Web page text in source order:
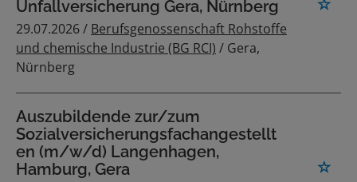
Unfallversicherung Gera, Nürnberg
29.07.2026 / Berufsgenossenschaft Rohstoffe
und chemische Industrie (BG RCI) / Gera,
Nürnberg
Auszubildende zur/zum
Sozialversicherungsfachangestellt
en (m/w/d) Langenhagen,
Hamburg, Gera